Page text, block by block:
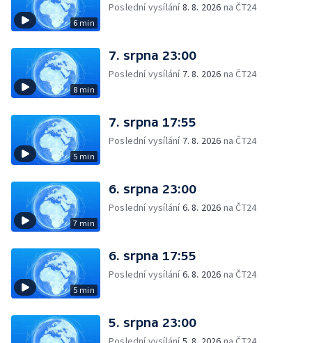
6 min
Poslední vysílání8. 8. 2026 na ČT24
8 min
7. srpna 23:00
Poslední vysílání 7. 8. 2026 na ČT24
5 min
7. srpna 17:55
Poslední vysílání 7. 8. 2026 na ČT24
7 min
6. srpna 23:00
Poslední vysílání6. 8. 2026 na ČT24
5 min
6. srpna 17:55
Poslední vysílání6. 8. 2026 na ČT24
5. srpna 23:00